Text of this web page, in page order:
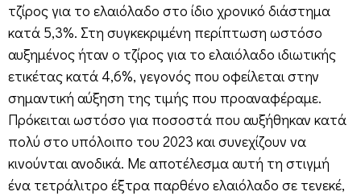
τζίρος για το ελαιόλαδο στο ίδιο χρονικό διάστημα
κατά 5,3%. Στη συγκεκριμένη περίπτωση ωστόσο
αυξημένος ήταν ο τζίρος για το ελαιόλαδο ιδιωτικής
ετικέτας κατά 4,6%, γεγονός που οφείλεται στην
σημαντική αύξηση της τιμής που προαναφέραμε.
Πρόκειται ωστόσο για ποσοστά που αυξήθηκαν κατά
πολύ στο υπόλοιπο του 2023 και συνεχίζουν να
κινούνται ανοδικά. Με αποτέλεσμα αυτή τη στιγμή
ένα τετράλιτρο έξτρα παρθένο ελαιόλαδο σε τενεκέ,